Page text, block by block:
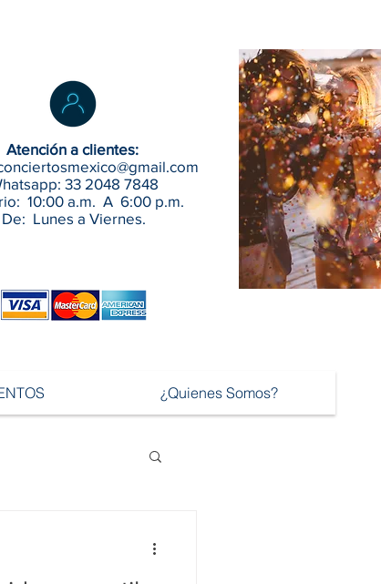
Atención a clientes:
33 2048 7848
10:00 a.m. A 6:00 p.m.
De: Lunes a Viernes.
¿Quienes Somos?